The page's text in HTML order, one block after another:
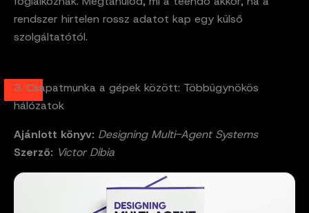
rendszer hirtelen rossz adatot kap egy külső
szolgáltatótól.
3. Csapatmunka a gépek között: Többügynökös
hálózatok
Ajánlott könyv: Designing Multi-Agent Systems
Szerző: Victor Dibia